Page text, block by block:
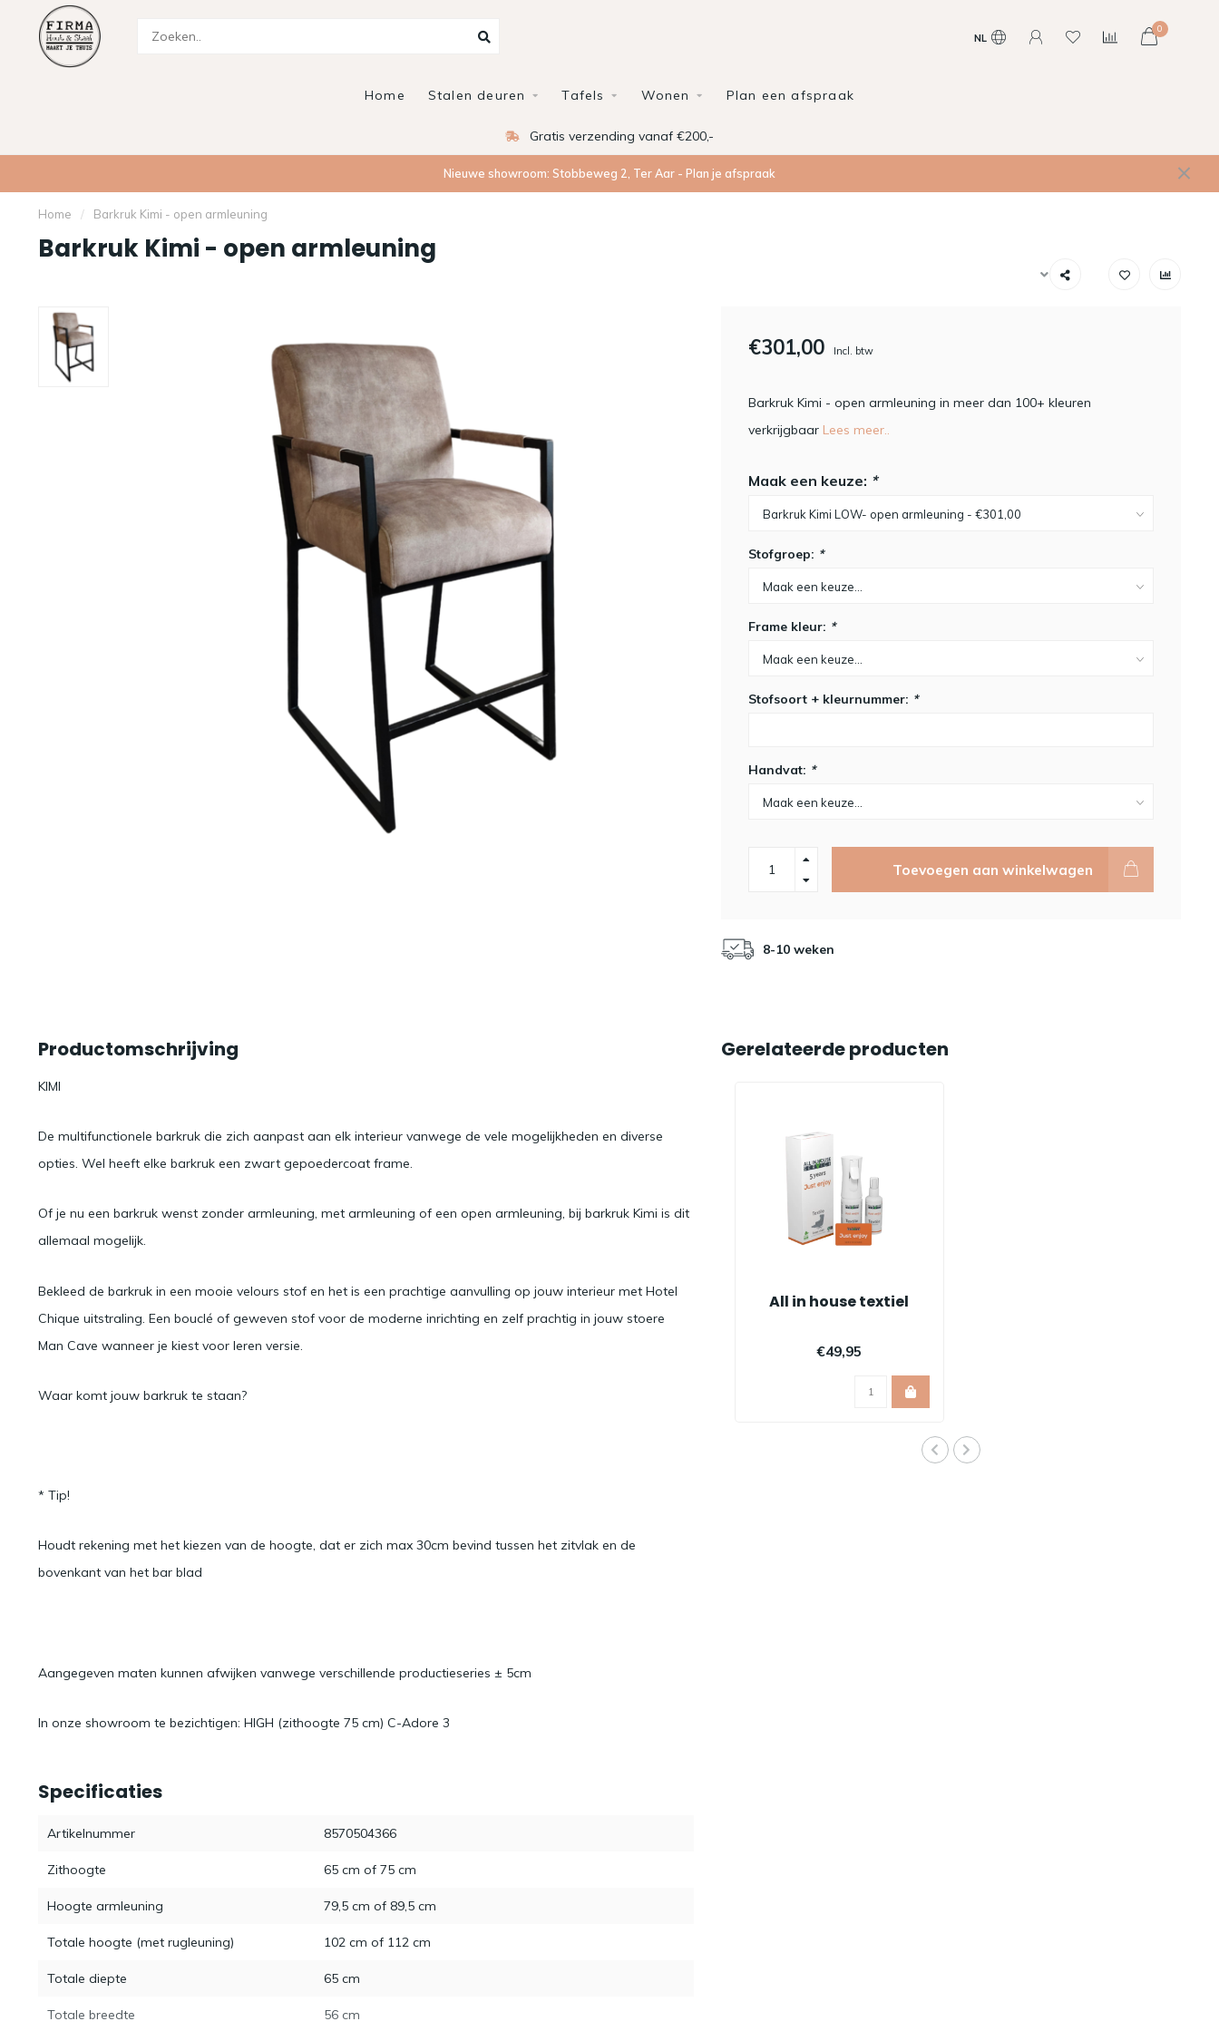
NL
0
Home Stalen deuren Tafels Wonen Plan een afspraak
Gratis verzending vanaf €200,-
Nieuwe showroom: Stobbeweg 2, Ter Aar - Plan je afspraak
Home / Barkruk Kimi - open armleuning
Barkruk Kimi - open armleuning
€301,00 Incl. btw
Barkruk Kimi - open armleuning in meer dan 100+ kleuren
verkrijgbaar Lees meer..
Maak een keuze: *
Stofgroep: *
Frame kleur: *
Stofsoort + kleurnummer: *
Handvat: *
Toevoegen aan winkelwagen
8-10 weken
Productomschrijving
KIMI
De multifunctionele barkruk die zich aanpast aan elk interieur vanwege de vele mogelijkheden en diverse
opties. Wel heeft elke barkruk een zwart gepoedercoat frame.
Of je nu een barkruk wenst zonder armleuning, met armleuning of een open armleuning, bij barkruk Kimi is dit
allemaal mogelijk.
Bekleed de barkruk in een mooie velours stof en het is een prachtige aanvulling op jouw interieur met Hotel
Chique uitstraling. Een bouclé of geweven stof voor de moderne inrichting en zelf prachtig in jouw stoere
Man Cave wanneer je kiest voor leren versie.
Waar komt jouw barkruk te staan?
* Tip!
Houdt rekening met het kiezen van de hoogte, dat er zich max 30cm bevind tussen het zitvlak en de
bovenkant van het bar blad
Aangegeven maten kunnen afwijken vanwege verschillende productieseries ± 5cm
In onze showroom te bezichtigen: HIGH (zithoogte 75 cm) C-Adore 3
Specificaties
Artikelnummer 8570504366
Zithoogte 65 cm of 75 cm
Hoogte armleuning 79,5 cm of 89,5 cm
Totale hoogte (met rugleuning) 102 cm of 112 cm
Totale diepte 65 cm
Totale breedte 56 cm
Gerelateerde producten
All in house textiel
€49,95